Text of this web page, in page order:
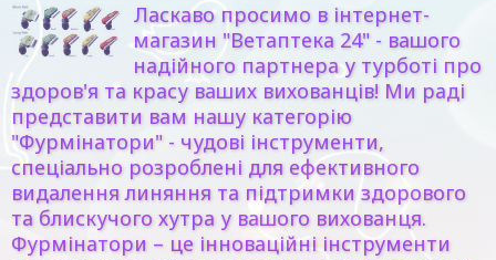
Ласкаво просимо в інтернет-
магазин "Ветаптека 24" - вашого
надійного партнера у турботі про
здоров'я та красу ваших вихованців! Ми раді
представити вам нашу категорію
"Фурмінатори" - чудові інструменти,
спеціально розроблені для ефективного
видалення линяння та підтримки здорового
та блискучого хутра у вашого вихованця.
Фурмінатори – це інноваційні інструменти